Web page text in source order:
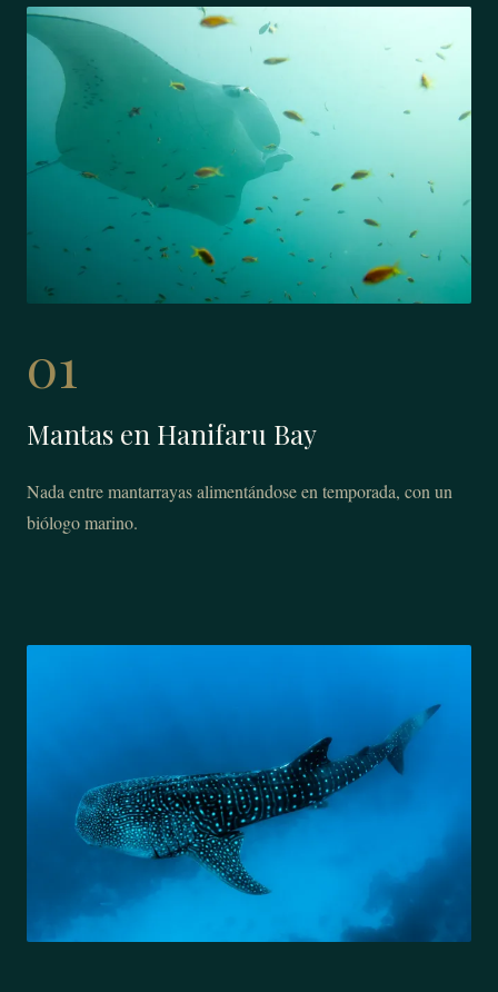
01
Mantas en Hanifaru Bay
Nada entre mantarrayas alimentándose en temporada, con un
biólogo marino.